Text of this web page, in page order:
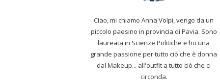
Ciao, mi chiamo Anna Volpi, vengo da un
piccolo paesino in provincia di Pavia. Sono
laureata in Scienze Politiche e ho una
grande passione per tutto ciò che è donna
dal Makeup... all'outfit a tutto ciò che ci
circonda.